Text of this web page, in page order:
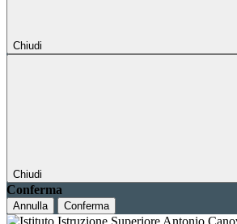
Chiudi
Chiudi
Conferma
Annulla Conferma